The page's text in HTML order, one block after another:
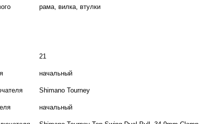
рама, вилка, втулки
21
начальный
Shimano Tourney
начальный